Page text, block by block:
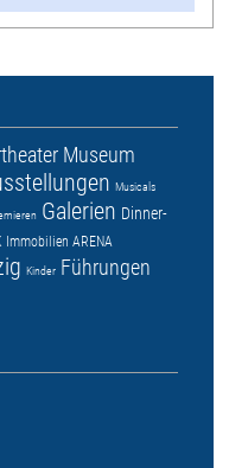
Museum
Musicals
Galerien Dinner-
Immobilien ARENA
Kinder Führungen